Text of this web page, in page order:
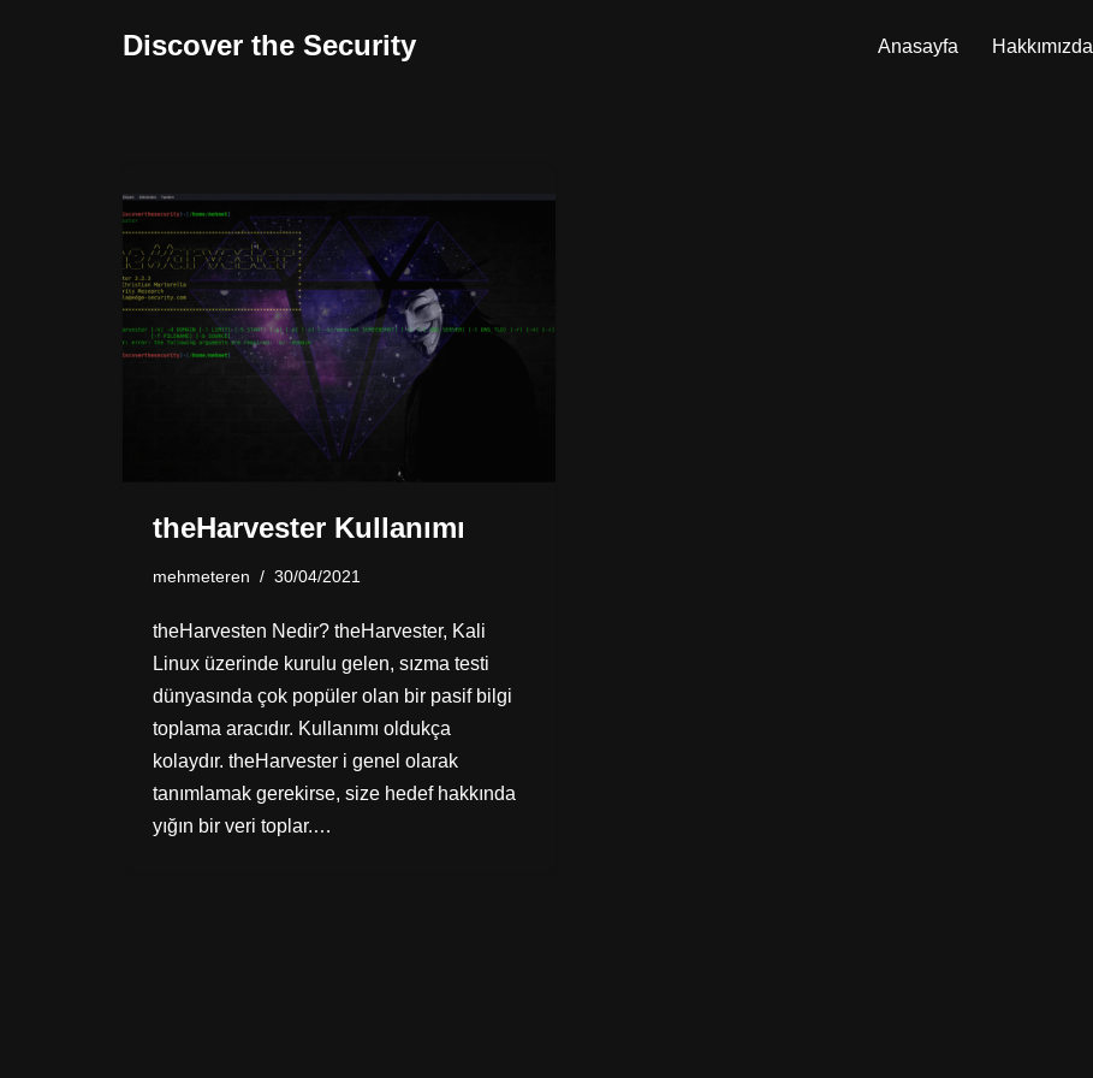
Discover the Security Anasayfa Hakkımızda
theHarvester Kullanımı
mehmeteren 30/04/2021
theHarvesten Nedir? theHarvester, Kali
Linux üzerinde kurulu gelen, sızma testi
dünyasında çok popüler olan bir pasif bilgi
toplama aracıdır. Kullanımı oldukça
kolaydır. theHarvester i genel olarak
tanımlamak gerekirse, size hedef hakkında
yığın bir veri toplar.…